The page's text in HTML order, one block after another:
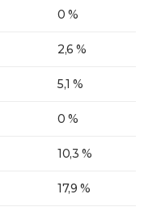
0 %
2,6 %
5,1 %
0 %
10,3 %
17,9 %